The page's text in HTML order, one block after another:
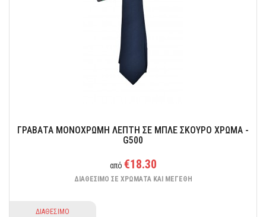
ΓΡΑΒΑΤΑ ΜΟΝΟΧΡΩΜΗ ΛΕΠΤΗ ΣΕ ΜΠΛΕ ΣΚΟΥΡΟ ΧΡΩΜΑ -
G500
από €18.30
ΔΙΑΘΕΣΙΜΟ ΣΕ ΧΡΩΜΑΤΑ ΚΑΙ ΜΕΓΕΘΗ
ΔΙΑΘΕΣΙΜΟ
Ένα αξεσουάρ που θα προσδώσει στιλ και άνεση στην εμφάνιση σας.